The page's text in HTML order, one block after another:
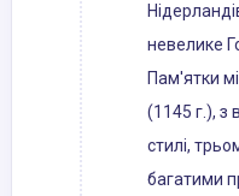
невелике
Пам'ятки
(1145 г.),
стилі,
багатими